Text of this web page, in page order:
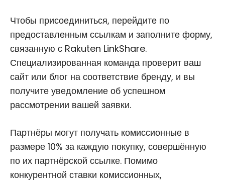
Чтобы присоединиться, перейдите по
предоставленным ссылкам и заполните форму,
связанную с Rakuten LinkShare.
Специализированная команда проверит ваш
сайт или блог на соответствие бренду, и вы
получите уведомление об успешном
рассмотрении вашей заявки.
Партнёры могут получать комиссионные в
размере 10% за каждую покупку, совершённую
по их партнёрской ссылке. Помимо
конкурентной ставки комиссионных,